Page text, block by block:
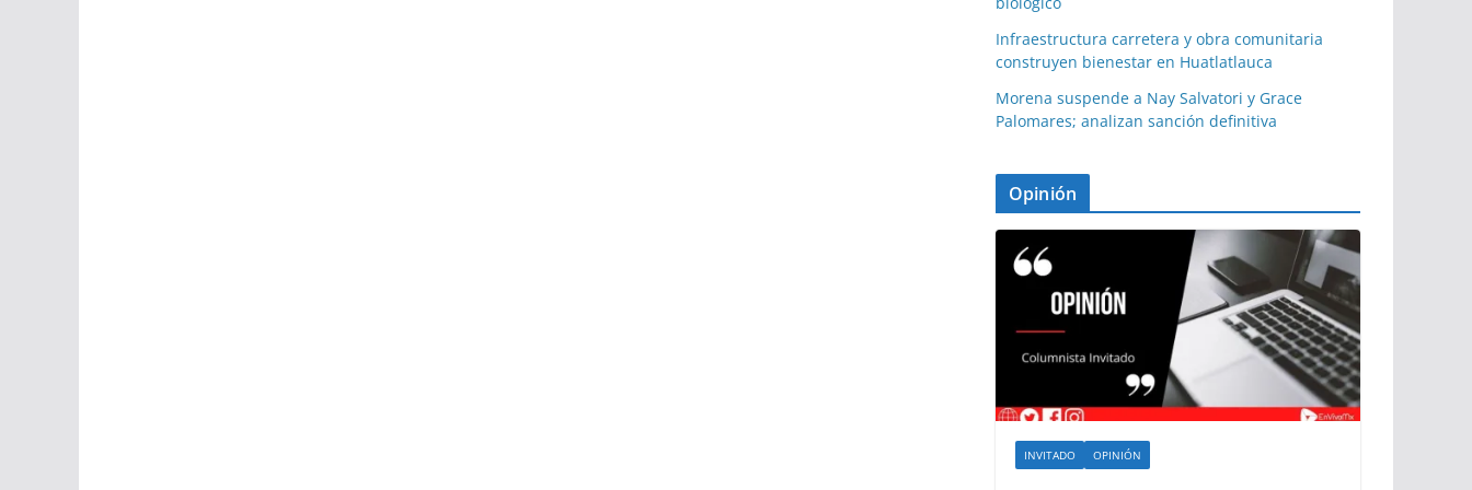
Infraestructura carretera y obra comunitaria
construyen bienestar en Huatlatlauca
Morena suspende a Nay Salvatori y Grace
Palomares; analizan sanción definitiva
Opinión
INVITADO OPINIÓN